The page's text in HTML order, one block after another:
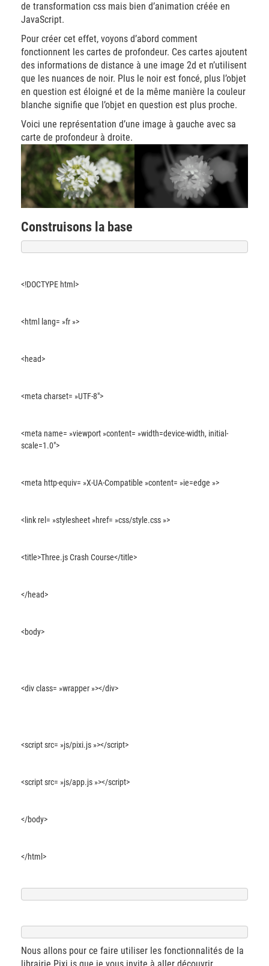
de transformation css mais bien d’animation créée en
JavaScript.
Pour créer cet effet, voyons d’abord comment
fonctionnent les cartes de profondeur. Ces cartes ajoutent
des informations de distance à une image 2d et n’utilisent
que les nuances de noir. Plus le noir est foncé, plus l’objet
en question est éloigné et de la même manière la couleur
blanche signifie que l’objet en question est plus proche.
Voici une représentation d’une image à gauche avec sa
carte de profondeur à droite.
Construisons la base
<!DOCTYPE html>
<html lang= »fr »>
<head>
<meta charset= »UTF-8″>
<meta name= »viewport »content= »width=device-width, initial-
scale=1.0″>
<meta http-equiv= »X-UA-Compatible »content= »ie=edge »>
<link rel= »stylesheet »href= »css/style.css »>
<title>Three.js Crash Course</title>
</head>
<body>
<div class= »wrapper »></div>
<script src= »js/pixi.js »></script>
<script src= »js/app.js »></script>
</body>
</html>
Nous allons pour ce faire utiliser les fonctionnalités de la